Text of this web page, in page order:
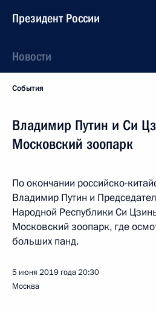
Президент России
Новости
События
Владимир Путин и Си
Московский зоопарк
По окончании российско-
Владимир Путин и
Народной Республики Си
Московский зоопарк, где
больших панд.
5 июня 2019 года20:30
Москва